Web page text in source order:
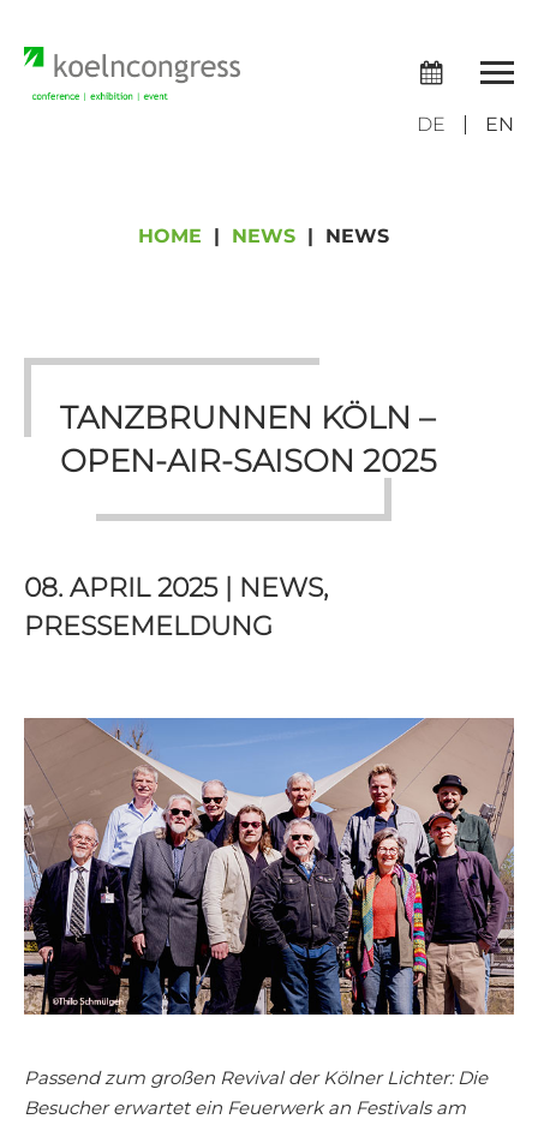
DE EN
HOME | NEWS | NEWS
TANZBRUNNEN KÖLN –
OPEN-AIR-SAISON 2025
08. APRIL 2025 | NEWS,
PRESSEMELDUNG
Passend zum großen Revival der Kölner Lichter: Die
Besucher erwartet ein Feuerwerk an Festivals am